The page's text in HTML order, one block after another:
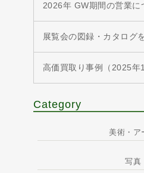
2026年 GW期間の営業に
展覧会の図録・カタログ
高価買取り事例（2025年
Category
美術・ア
写真